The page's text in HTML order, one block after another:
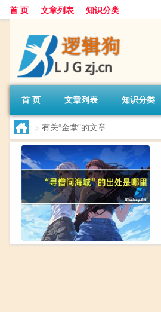
首 页 文章列表 知识分类
首 页 文章列表 知识分类
> 有关“金堂”的文章